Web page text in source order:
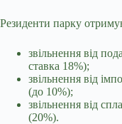
Резиденти парку
звільнення від
ставка 18%);
звільнення від
(до 10%);
звільнення від
(20%).